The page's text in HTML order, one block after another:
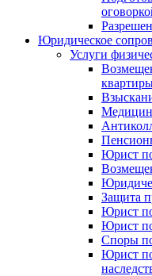
Юридическое
Услуги
Юрист
Защита
Юрист
Юрист
Споры
Юрист